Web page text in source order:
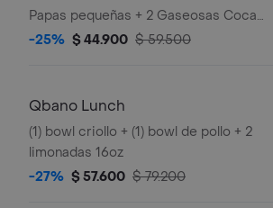
Papas pequeñas + 2 Gaseosas Coca
Cola 400ml.
-25% $ 44.900 $ 59.500
Qbano Lunch
(1) bowl criollo + (1) bowl de pollo + 2
limonadas 16oz
-27% $ 57.600 $ 79.200